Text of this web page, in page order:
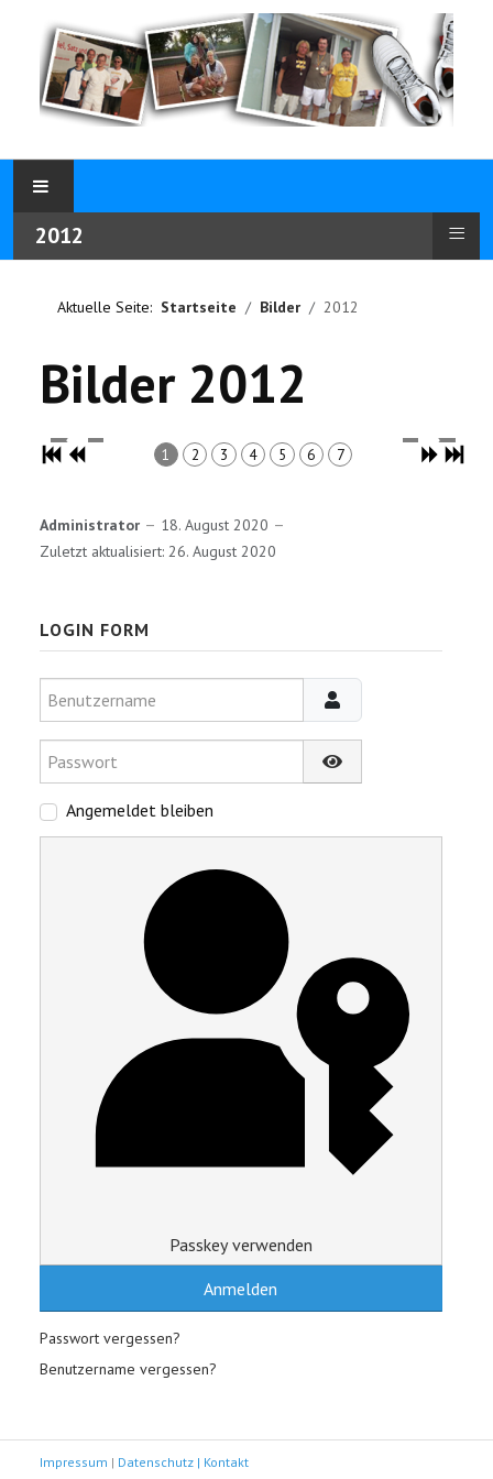
2012 ≡
Aktuelle Seite: Startseite Bilder 2012
Bilder 2012
1 2 3 4 5 6 7
Administrator
18. August 2020
Zuletzt aktualisiert: 26. August 2020
LOGIN FORM
Benutzername
Passwort
Passwort anzeigen
Angemeldet bleiben
Passkey verwenden
Anmelden
Passwort vergessen?
Benutzername vergessen?
Impressum | Datenschutz | Kontakt